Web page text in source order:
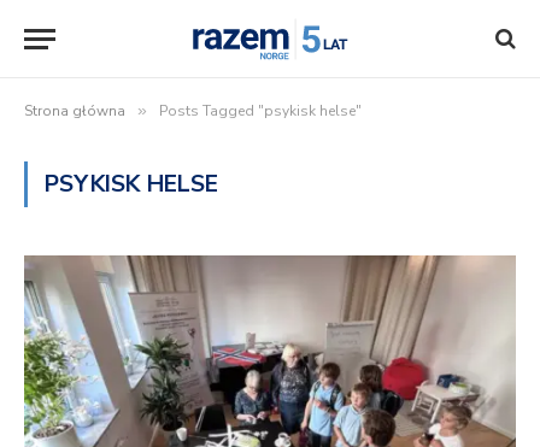
Strona główna » Posts Tagged "psykisk helse"
PSYKISK HELSE